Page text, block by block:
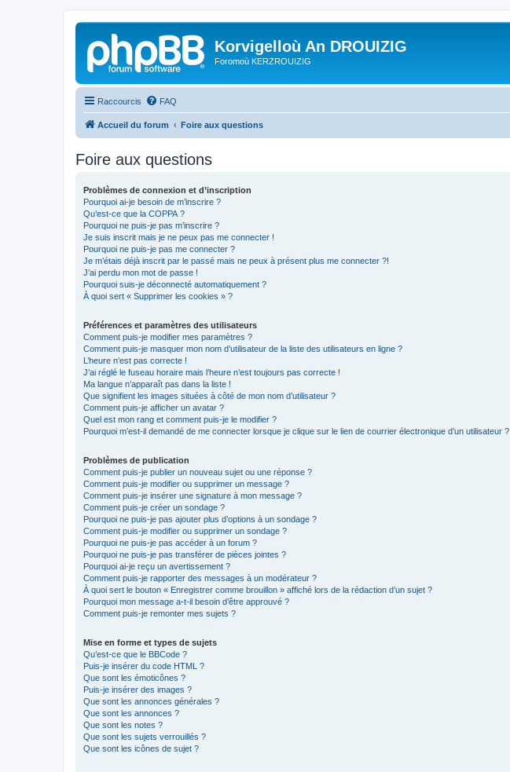
Korvigelloù An DROUIZIG
Foromoù KERZROUIZIG
Raccourcis FAQ
Accueil du forum Foire aux questions
Foire aux questions
Problèmes de connexion et d’inscription
Pourquoi ai-je besoin de m’inscrire ?
Qu’est-ce que la COPPA ?
Pourquoi ne puis-je pas m’inscrire ?
Je suis inscrit mais je ne peux pas me connecter !
Pourquoi ne puis-je pas me connecter ?
Je m’étais déjà inscrit par le passé mais ne peux à présent plus me connecter ?!
J’ai perdu mon mot de passe !
Pourquoi suis-je déconnecté automatiquement ?
À quoi sert « Supprimer les cookies » ?
Préférences et paramètres des utilisateurs
Comment puis-je modifier mes paramètres ?
Comment puis-je masquer mon nom d’utilisateur de la liste des utilisateurs en ligne ?
L’heure n’est pas correcte !
J’ai réglé le fuseau horaire mais l’heure n’est toujours pas correcte !
Ma langue n’apparaît pas dans la liste !
Que signifient les images situées à côté de mon nom d’utilisateur ?
Comment puis-je afficher un avatar ?
Quel est mon rang et comment puis-je le modifier ?
Pourquoi m’est-il demandé de me connecter lorsque je clique sur le lien de courrier électronique d’un utilisateur ?
Problèmes de publication
Comment puis-je publier un nouveau sujet ou une réponse ?
Comment puis-je modifier ou supprimer un message ?
Comment puis-je insérer une signature à mon message ?
Comment puis-je créer un sondage ?
Pourquoi ne puis-je pas ajouter plus d’options à un sondage ?
Comment puis-je modifier ou supprimer un sondage ?
Pourquoi ne puis-je pas accéder à un forum ?
Pourquoi ne puis-je pas transférer de pièces jointes ?
Pourquoi ai-je reçu un avertissement ?
Comment puis-je rapporter des messages à un modérateur ?
À quoi sert le bouton « Enregistrer comme brouillon » affiché lors de la rédaction d’un sujet ?
Pourquoi mon message a-t-il besoin d’être approuvé ?
Comment puis-je remonter mes sujets ?
Mise en forme et types de sujets
Qu’est-ce que le BBCode ?
Puis-je insérer du code HTML ?
Que sont les émoticônes ?
Puis-je insérer des images ?
Que sont les annonces générales ?
Que sont les annonces ?
Que sont les notes ?
Que sont les sujets verrouillés ?
Que sont les icônes de sujet ?